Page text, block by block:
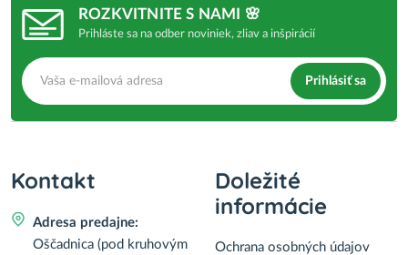
ROZKVITNITE S NAMI 🌸
Prihláste sa na odber noviniek, zliav a inšpirácií
Prihlásiť sa
Kontakt
Adresa predajne:
Oščadnica (pod kruhovým
Doležité
informácie
Ochrana osobných údajov